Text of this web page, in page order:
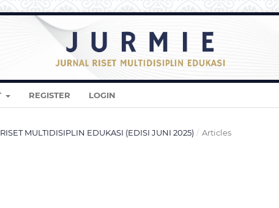
REGISTER LOGIN
MULTIDISIPLIN EDUKASI (EDISI JUNI 2025) / Articles